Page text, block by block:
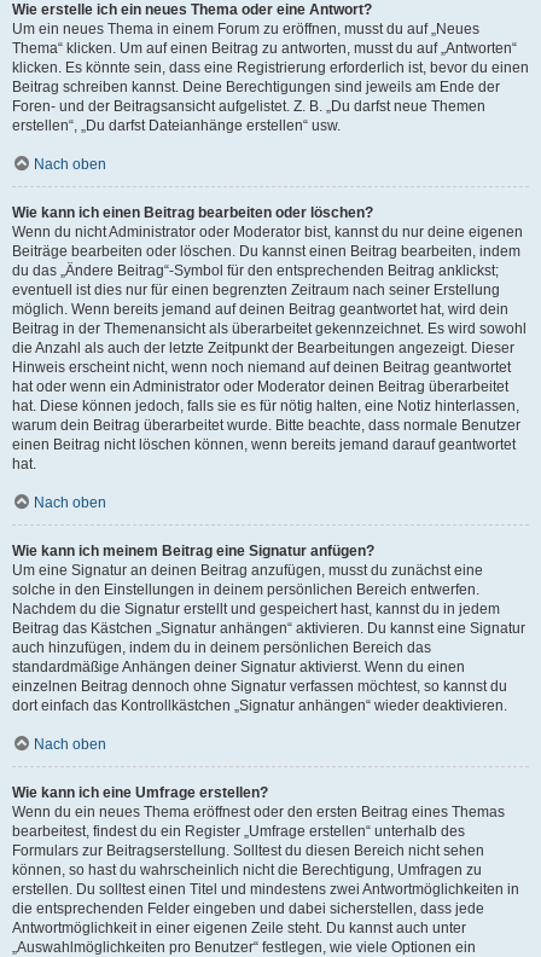
Wie erstelle ich ein neues Thema oder eine Antwort?
Um ein neues Thema in einem Forum zu eröffnen, musst du auf „Neues
Thema“ klicken. Um auf einen Beitrag zu antworten, musst du auf „Antworten“
klicken. Es könnte sein, dass eine Registrierung erforderlich ist, bevor du einen
Beitrag schreiben kannst. Deine Berechtigungen sind jeweils am Ende der
Foren- und der Beitragsansicht aufgelistet. Z. B. „Du darfst neue Themen
erstellen“, „Du darfst Dateianhänge erstellen“ usw.
Nach oben
Wie kann ich einen Beitrag bearbeiten oder löschen?
Wenn du nicht Administrator oder Moderator bist, kannst du nur deine eigenen
Beiträge bearbeiten oder löschen. Du kannst einen Beitrag bearbeiten, indem
du das „Ändere Beitrag“-Symbol für den entsprechenden Beitrag anklickst;
eventuell ist dies nur für einen begrenzten Zeitraum nach seiner Erstellung
möglich. Wenn bereits jemand auf deinen Beitrag geantwortet hat, wird dein
Beitrag in der Themenansicht als überarbeitet gekennzeichnet. Es wird sowohl
die Anzahl als auch der letzte Zeitpunkt der Bearbeitungen angezeigt. Dieser
Hinweis erscheint nicht, wenn noch niemand auf deinen Beitrag geantwortet
hat oder wenn ein Administrator oder Moderator deinen Beitrag überarbeitet
hat. Diese können jedoch, falls sie es für nötig halten, eine Notiz hinterlassen,
warum dein Beitrag überarbeitet wurde. Bitte beachte, dass normale Benutzer
einen Beitrag nicht löschen können, wenn bereits jemand darauf geantwortet
hat.
Nach oben
Wie kann ich meinem Beitrag eine Signatur anfügen?
Um eine Signatur an deinen Beitrag anzufügen, musst du zunächst eine
solche in den Einstellungen in deinem persönlichen Bereich entwerfen.
Nachdem du die Signatur erstellt und gespeichert hast, kannst du in jedem
Beitrag das Kästchen „Signatur anhängen“ aktivieren. Du kannst eine Signatur
auch hinzufügen, indem du in deinem persönlichen Bereich das
standardmäßige Anhängen deiner Signatur aktivierst. Wenn du einen
einzelnen Beitrag dennoch ohne Signatur verfassen möchtest, so kannst du
dort einfach das Kontrollkästchen „Signatur anhängen“ wieder deaktivieren.
Nach oben
Wie kann ich eine Umfrage erstellen?
Wenn du ein neues Thema eröffnest oder den ersten Beitrag eines Themas
bearbeitest, findest du ein Register „Umfrage erstellen“ unterhalb des
Formulars zur Beitragserstellung. Solltest du diesen Bereich nicht sehen
können, so hast du wahrscheinlich nicht die Berechtigung, Umfragen zu
erstellen. Du solltest einen Titel und mindestens zwei Antwortmöglichkeiten in
die entsprechenden Felder eingeben und dabei sicherstellen, dass jede
Antwortmöglichkeit in einer eigenen Zeile steht. Du kannst auch unter
„Auswahlmöglichkeiten pro Benutzer“ festlegen, wie viele Optionen ein